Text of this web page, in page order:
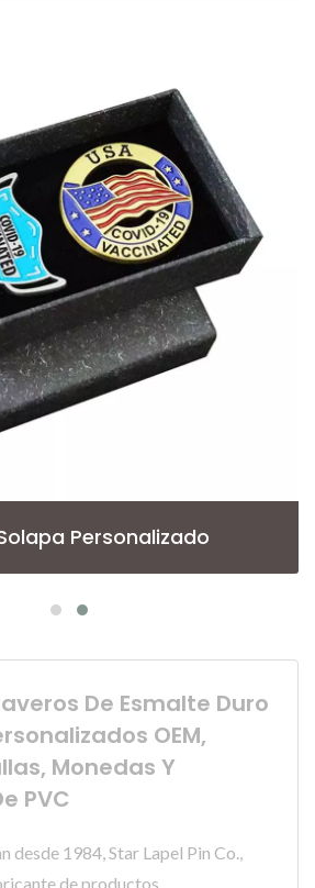
Personalizado
De Esmalte Duro
OEM,
Monedas Y
PVC
desde 1984, Star Lapel Pin Co.,
de productos